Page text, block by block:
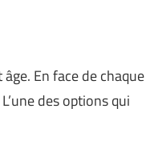
En face de chaque
des options qui